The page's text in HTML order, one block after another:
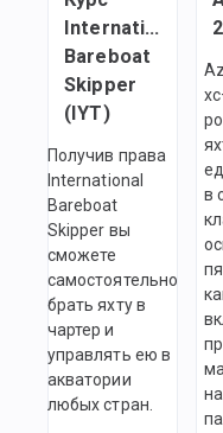
International
Bareboat
Skipper
(IYT)
Получив права
International
Bareboat
Skipper вы
сможете
самостоятельно
брать яхту в
чартер и
управлять ею в
акватории
любых стран.
в